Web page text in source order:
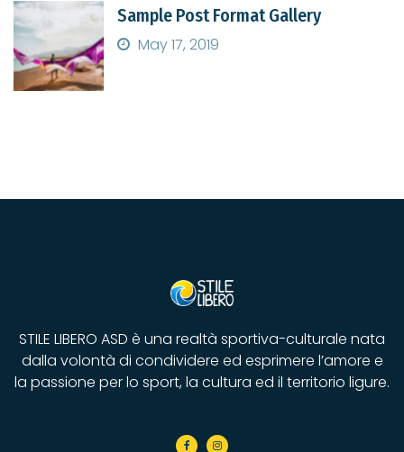
Sample Post Format Gallery
May 17, 2019
STILE LIBERO ASD è una realtà sportiva-culturale nata
dalla volontà di condividere ed esprimere l’amore e
la passione per lo sport, la cultura ed il territorio ligure.